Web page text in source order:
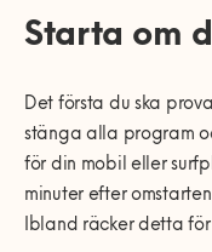
Starta om
Det första du ska
stänga alla program
för din mobil eller
minuter efter
Ibland räcker detta